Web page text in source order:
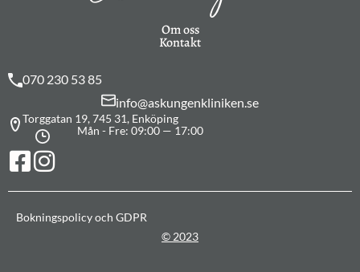
Om oss
Kontakt
070 230 53 85
info@askungenkliniken.se
Torggatan 19, 745 31, Enköping
Mån - Fre: 09:00 — 17:00
Bokningspolicy och GDPR
© 2023